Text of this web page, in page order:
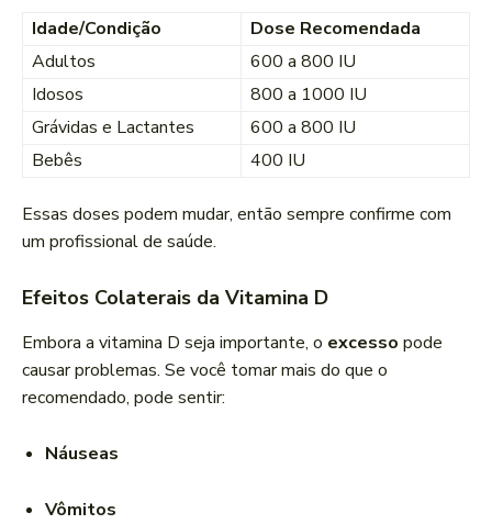
Idade/Condição
Dose Recomendada
Adultos
600 a 800 IU
Idosos
800 a 1000 IU
Grávidas e Lactantes
600 a 800 IU
Bebês
400 IU
Essas doses podem mudar, então sempre confirme com
um profissional de saúde.
Efeitos Colaterais da Vitamina D
Embora a vitamina D seja importante, o excesso pode
causar problemas. Se você tomar mais do que o
recomendado, pode sentir:
Náuseas
Vômitos